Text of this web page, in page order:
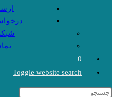
0
Toggle website search